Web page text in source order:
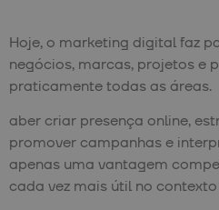
Hoje, o marketing digital faz
negócios, marcas, projetos e
praticamente todas as áreas.
aber criar presença online,
promover campanhas e
apenas uma vantagem
cada vez mais útil no